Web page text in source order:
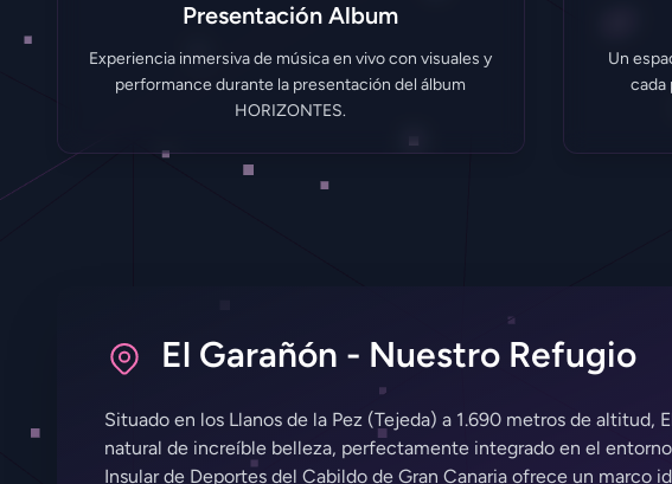
Presentación Album
Experiencia inmersiva de música en vivo con visuales y
performance durante la presentación del álbum
HORIZONTES.
Un
cada
El Garañón - Nuestro Refugio
Situado en los Llanos de la Pez (Tejeda) a 1.690 metros de altitud,
natural de increíble belleza, perfectamente integrado en el
Insular de Deportes del Cabildo de Gran Canaria ofrece un marco